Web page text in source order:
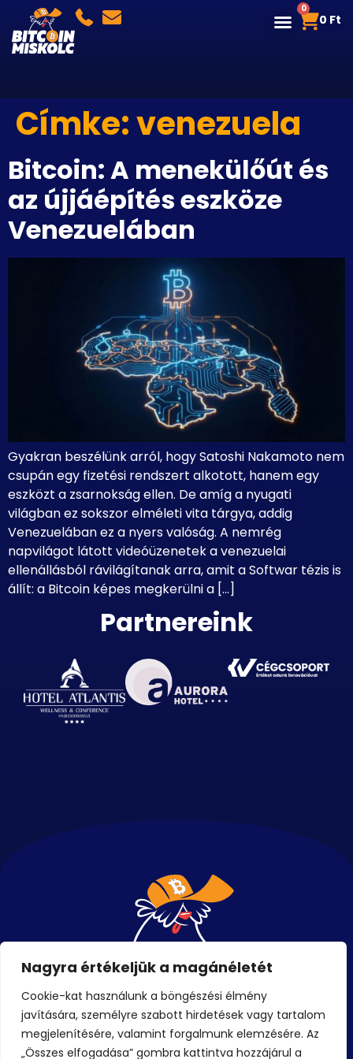
Nagyra értékeljük a magánéletét
Cookie-kat használunk a böngészési élmény
javítására, személyre szabott hirdetések vagy tartalom
megjelenítésére, valamint forgalmunk elemzésére. Az
„Összes elfogadása” gombra kattintva hozzájárul a
0 Ft
0
Címke:venezuela
Bitcoin: A menekülőút és
az újjáépítés eszköze
Venezuelában
Gyakran beszélünk arról, hogy Satoshi Nakamoto nem
csupán egy fizetési rendszert alkotott, hanem egy
eszközt a zsarnokság ellen. De amíg a nyugati
világban ez sokszor elméleti vita tárgya, addig
Venezuelában ez a nyers valóság. A nemrég
napvilágot látott videóüzenetek a venezuelai
ellenállásból rávilágítanak arra, amit a Softwar tézis is
állít: a Bitcoin képes megkerülni a […]
Partnereink
Események